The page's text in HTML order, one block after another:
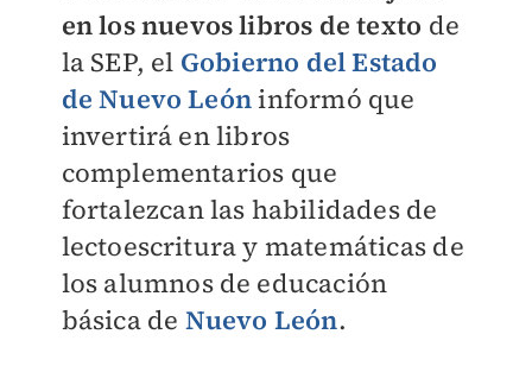
en los nuevos libros de texto de
la SEP, el Gobierno del Estado
de Nuevo Leóninformó que
invertirá en libros
complementarios que
fortalezcan las habilidades de
lectoescritura y matemáticas de
los alumnos de educación
básica de Nuevo León.